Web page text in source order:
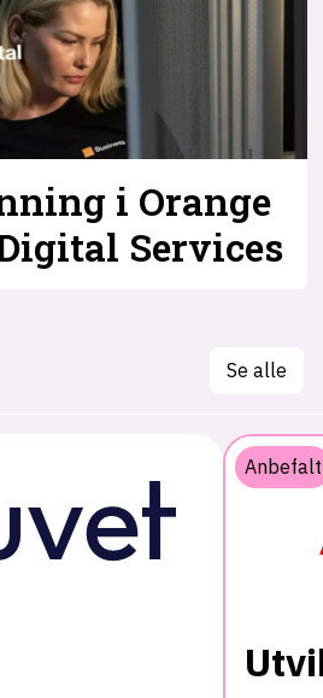
i Orange
Services
Se alle
Anbefalt